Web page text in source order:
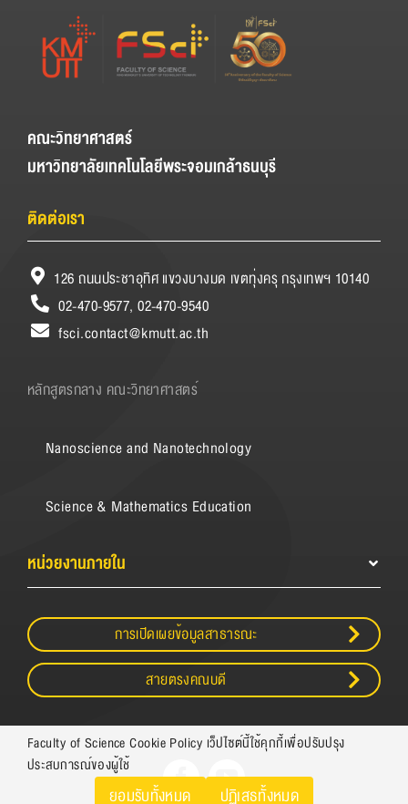
คณะวิทยาศาสตร์
มหาวิทยาลัยเทคโนโลยีพระจอมเกล้าธนบุรี
ติดต่อเรา
126 ถนนประชาอุทิศ แขวงบางมด เขตทุ่งครุ กรุงเทพฯ 10140
02-470-9577, 02-470-9540
fsci.contact@kmutt.ac.th
หลักสูตรกลาง คณะวิทยาศาสตร์
Nanoscience and Nanotechnology
Science & Mathematics Education
หน่วยงานภายใน
การเปิดเผยข้อมูลสาธารณะ
สายตรงคณบดี
Faculty of Science Cookie Policy เว็ปไซต์นี้ใช้คุกกี้เพื่อปรับปรุง
ประสบการณ์ของผู้ใช้
ยอมรับทั้งหมด ปฏิเสธทั้งหมด